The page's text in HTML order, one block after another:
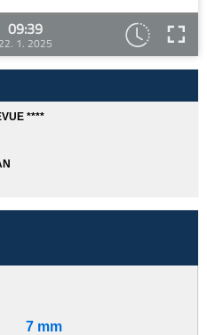
09:39
22. 1. 2025
****
7 mm